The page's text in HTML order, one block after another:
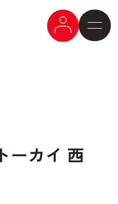
ーカイ 西